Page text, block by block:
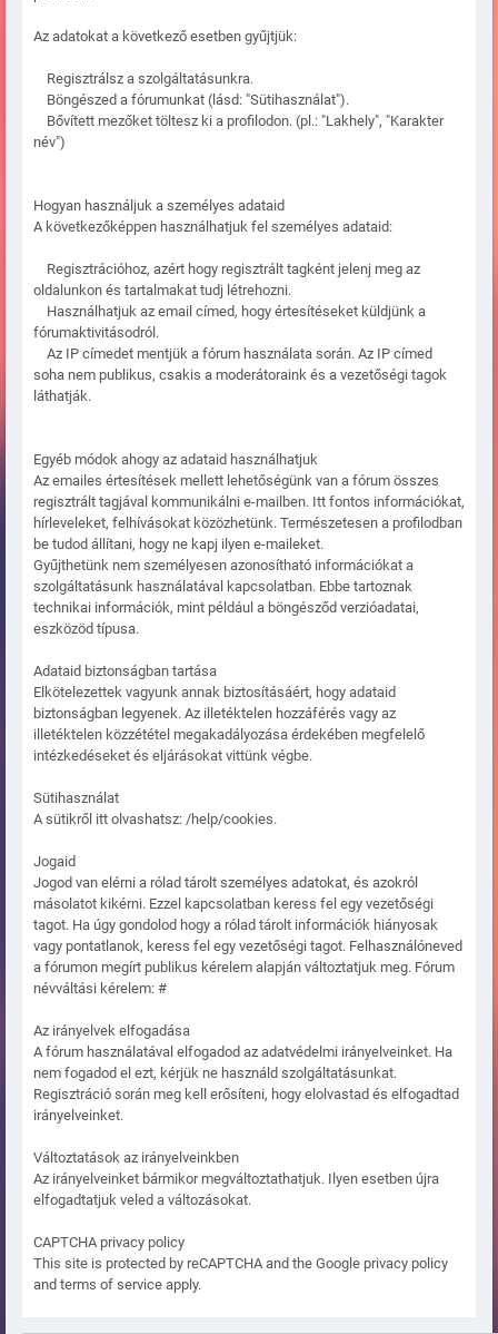
Az adatokat a következő esetben gyűjtjük:
Regisztrálsz a szolgáltatásunkra.
Böngészed a fórumunkat (lásd: "Sütihasználat").
Bővített mezőket töltesz ki a profilodon. (pl.: "Lakhely", "Karakter
név")
Hogyan használjuk a személyes adataid
A következőképpen használhatjuk fel személyes adataid:
Regisztrációhoz, azért hogy regisztrált tagként jelenj meg az
oldalunkon és tartalmakat tudj létrehozni.
Használhatjuk az email címed, hogy értesítéseket küldjünk a
fórumaktivitásodról.
Az IP címedet mentjük a fórum használata során. Az IP címed
soha nem publikus, csakis a moderátoraink és a vezetőségi tagok
láthatják.
Egyéb módok ahogy az adataid használhatjuk
Az emailes értesítések mellett lehetőségünk van a fórum összes
regisztrált tagjával kommunikálni e-mailben. Itt fontos információkat,
hírleveleket, felhívásokat közözhetünk. Természetesen a profilodban
be tudod állítani, hogy ne kapj ilyen e-maileket.
Gyűjthetünk nem személyesen azonosítható információkat a
szolgáltatásunk használatával kapcsolatban. Ebbe tartoznak
technikai információk, mint például a böngésződ verzióadatai,
eszközöd típusa.
Adataid biztonságban tartása
Elkötelezettek vagyunk annak biztosításáért, hogy adataid
biztonságban legyenek. Az illetéktelen hozzáférés vagy az
illetéktelen közzététel megakadályozása érdekében megfelelő
intézkedéseket és eljárásokat vittünk végbe.
Sütihasználat
A sütikről itt olvashatsz: /help/cookies.
Jogaid
Jogod van elérni a rólad tárolt személyes adatokat, és azokról
másolatot kikérni. Ezzel kapcsolatban keress fel egy vezetőségi
tagot. Ha úgy gondolod hogy a rólad tárolt információk hiányosak
vagy pontatlanok, keress fel egy vezetőségi tagot. Felhasználóneved
a fórumon megírt publikus kérelem alapján változtatjuk meg. Fórum
névváltási kérelem: #
Az irányelvek elfogadása
A fórum használatával elfogadod az adatvédelmi irányelveinket. Ha
nem fogadod el ezt, kérjük ne használd szolgáltatásunkat.
Regisztráció során meg kell erősíteni, hogy elolvastad és elfogadtad
irányelveinket.
Változtatások az irányelveinkben
Az irányelveinket bármikor megváltoztathatjuk. Ilyen esetben újra
elfogadtatjuk veled a változásokat.
CAPTCHA privacy policy
This site is protected by reCAPTCHA and the Google privacy policy
and terms of service apply.